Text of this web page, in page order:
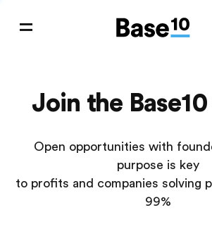
Join the
Open opportunities with
purpose is key
to profits and companies solving
99%